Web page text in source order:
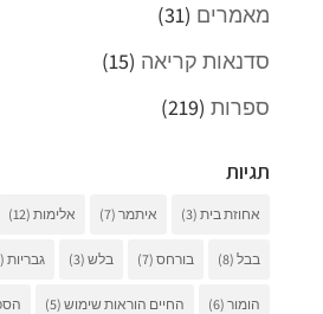
מאמרים (31)
סדנאות קריאה (15)
ספרות(219)
תגיות
אחוזת בית(3) איתמר(7) אלימות(12)
בבל(8) בורחס(7) בלש(3) גבריות(3)
הומור(6) החיים הוראות שימוש(5)